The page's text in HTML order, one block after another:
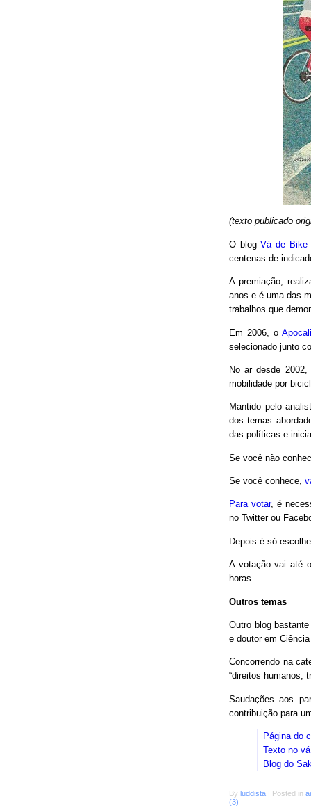
(texto publicado
O blogVá de Bike
centenas de
A premiação,
anos e é uma das
trabalhos que
Em 2006, o
selecionado junto
No ar desde
mobilidade por
Mantido pelo
dos temas
das políticas e
Se você não
Se você conhece,
Para votar, é
no Twitter ou
Depois é só
A votação vai até
horas.
Outros temas
Outro blog
e doutor em
Concorrendo na
“direitos humanos,
Saudações aos
contribuição para
Página do
Texto no
Blog do
By luddista Posted in
(3)